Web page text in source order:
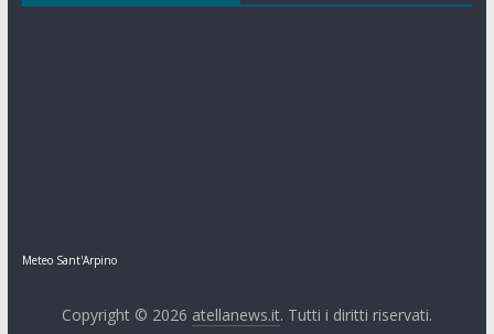
Meteo Sant'Arpino
Copyright © 2026 atellanews.it. Tutti i diritti riservati.